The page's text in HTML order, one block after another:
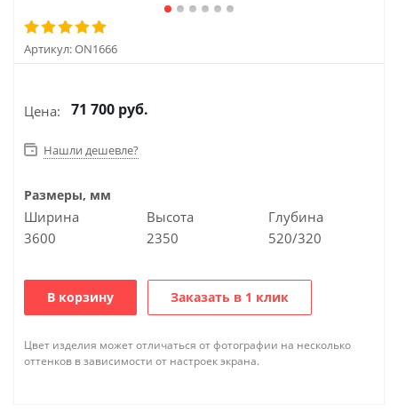
Артикул:ON1666
Цена: 71 700 руб.
Нашли дешевле?
Размеры, мм
Ширина
3600
Высота
2350
Глубина
520/320
В корзину Заказать в 1 клик
Цвет изделия может отличаться от фотографии на несколько
оттенков в зависимости от настроек экрана.